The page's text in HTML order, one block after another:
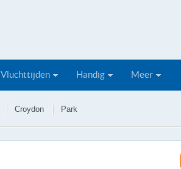
Vluchttijden Handig Meer
Croydon Park